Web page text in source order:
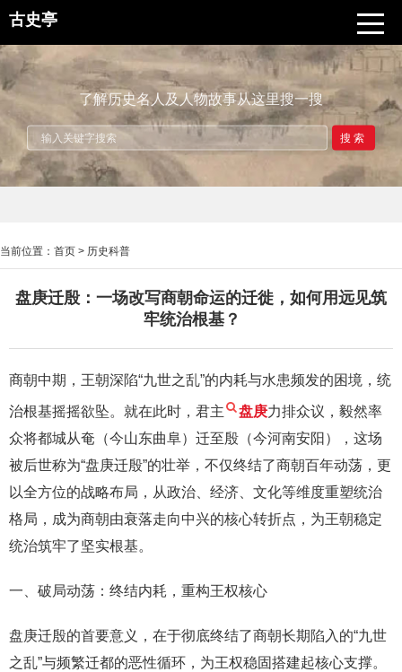
古史亭
了解历史名人及人物故事从这里搜一搜
搜索
当前位置： 首页 > 历史科普
盘庚迁殷：一场改写商朝命运的迁徙，如何用远见筑
牢统治根基？
商朝中期，王朝深陷“九世之乱”的内耗与水患频发的困境，统
治根基摇摇欲坠。就在此时，君主 盘庚力排众议，毅然率
众将都城从奄（今山东曲阜）迁至殷（今河南安阳），这场
被后世称为“盘庚迁殷”的壮举，不仅终结了商朝百年动荡，更
以全方位的战略布局，从政治、经济、文化等维度重塑统治
格局，成为商朝由衰落走向中兴的核心转折点，为王朝稳定
统治筑牢了坚实根基。
一、破局动荡：终结内耗，重构王权核心
盘庚迁殷的首要意义，在于彻底终结了商朝长期陷入的“九世
之乱”与频繁迁都的恶性循环，为王权稳固搭建起核心支撑。